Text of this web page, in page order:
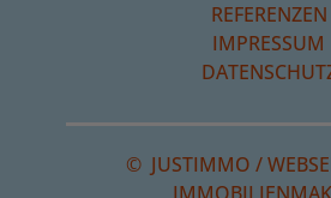
REFERENZEN
IMPRESSUM
© JUSTIMMO /